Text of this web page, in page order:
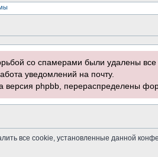
со спамерами были удалены
уведомлений на почту.
версия phpbb, перераспределены
все cookie, установленные данной